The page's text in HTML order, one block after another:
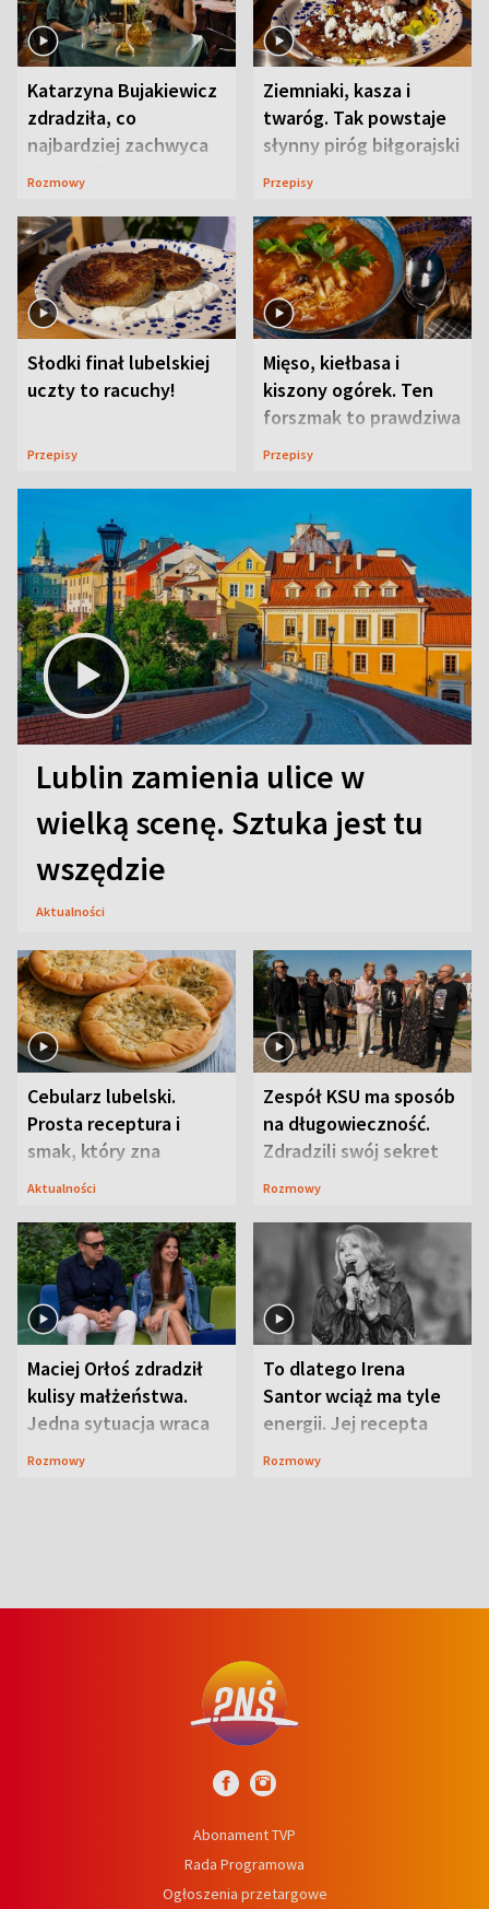
Katarzyna Bujakiewicz
zdradziła, co
najbardziej zachwyca
ją w Lublinie
Rozmowy
Ziemniaki, kasza i
twaróg. Tak powstaje
słynny piróg biłgorajski
Przepisy
Słodki finał lubelskiej
uczty to racuchy!
Przepisy
Mięso, kiełbasa i
kiszony ogórek. Ten
forszmak to prawdziwa
uczta
Przepisy
Lublin zamienia ulice w
wielką scenę. Sztuka jest tu
wszędzie
Aktualności
Cebularz lubelski.
Prosta receptura i
smak, który zna
Lubelszczyzna
Aktualności
Zespół KSU ma sposób
na długowieczność.
Zdradzili swój sekret
Rozmowy
Maciej Orłoś zdradził
kulisy małżeństwa.
Jedna sytuacja wraca
jak bumerang
Rozmowy
To dlatego Irena
Santor wciąż ma tyle
energii. Jej recepta
jest zaskakująco
Rozmowy
Abonament TVP
Rada Programowa
Ogłoszenia przetargowe